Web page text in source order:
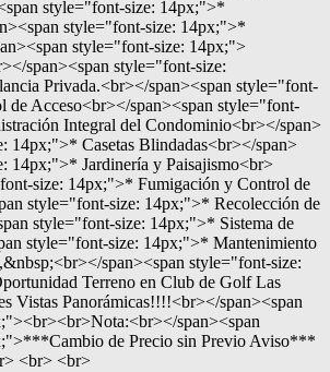
style="font-size: 14px;">*
style="font-size: 14px;">*
style="font-size: 14px;">
span><span style="font-size:
Privada.<br></span><span style="font-
de Acceso<br></span><span style="font-
Integral del Condominio<br></span>
14px;">* Casetas Blindadas<br></span>
14px;">* Jardinería y Paisajismo<br>
size: 14px;">* Fumigación y Control de
style="font-size: 14px;">* Recolección de
style="font-size: 14px;">* Sistema de
style="font-size: 14px;">* Mantenimiento
span><span style="font-size:
Terreno en Club de Golf Las
Vistas Panorámicas!!!!<br></span><span
span><span
de Precio sin Previo Aviso***
<br> <br>